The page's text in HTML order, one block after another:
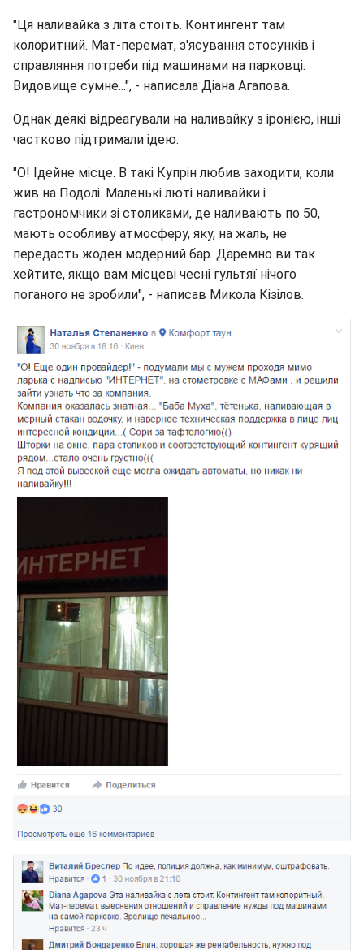
"Ця наливайка з літа стоїть. Контингент там
колоритний. Мат-перемат, з'ясування стосунків і
справляння потреби під машинами на парковці.
Видовище сумне...", - написала Діана Агапова.
Однак деякі відреагували на наливайку з іронією, інші
частково підтримали ідею.
"О! Ідейне місце. В такі Купрін любив заходити, коли
жив на Подолі. Маленькі люті наливайки і
гастрономчики зі столиками, де наливають по 50,
мають особливу атмосферу, яку, на жаль, не
передасть жоден модерний бар. Даремно ви так
хейтите, якщо вам місцеві чесні гультяї нічого
поганого не зробили", - написав Микола Кізілов.